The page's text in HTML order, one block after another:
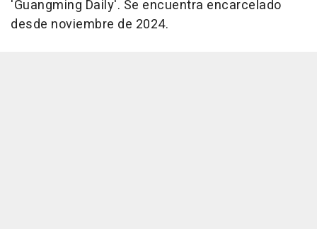
'Guangming Daily'. Se encuentra encarcelado
desde noviembre de 2024.